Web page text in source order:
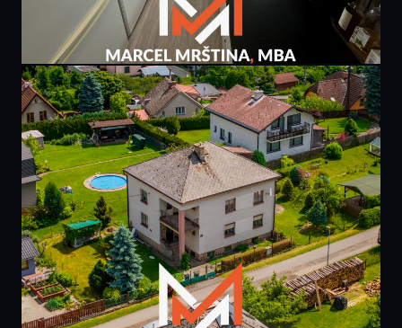
PRODÁNO
6 495 000 Kč
bytu 3+1 | 81m² | Praha, Chodov
81 m² · Praha 4